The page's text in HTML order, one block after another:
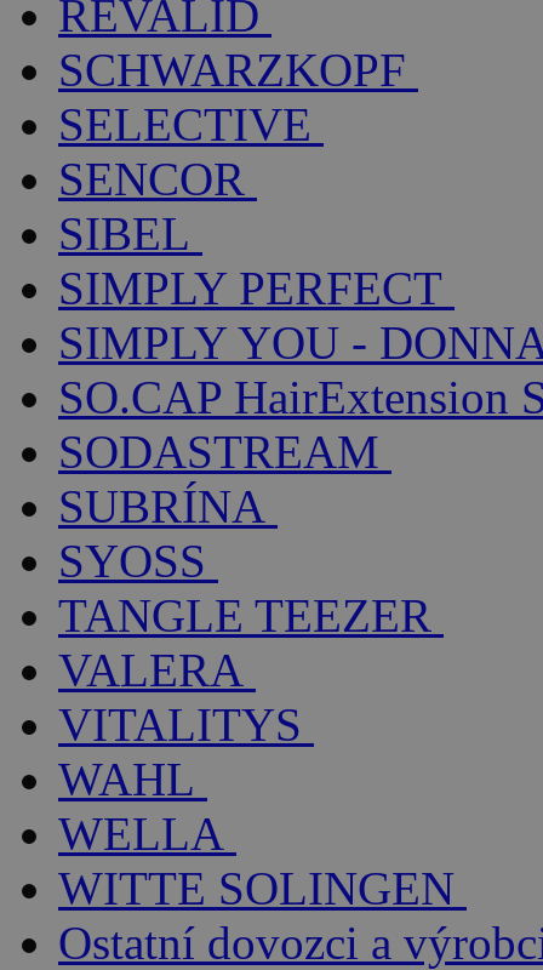
REVALID
SCHWARZKOPF
SELECTIVE
SENCOR
SIBEL
SIMPLY PERFECT
SIMPLY YOU -
SO.CAP HairExtension
SODASTREAM
SUBRÍNA
SYOSS
TANGLE TEEZER
VALERA
VITALITYS
WAHL
WELLA
WITTE SOLINGEN
Ostatní dovozci a